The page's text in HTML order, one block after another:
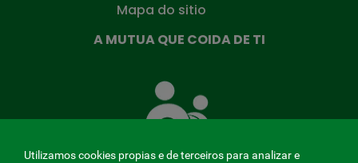
Mapa do sitio
A MUTUA QUE COIDA DE TI
Mutua
que
Utilizamos cookies propias e de terceiros para analizar e